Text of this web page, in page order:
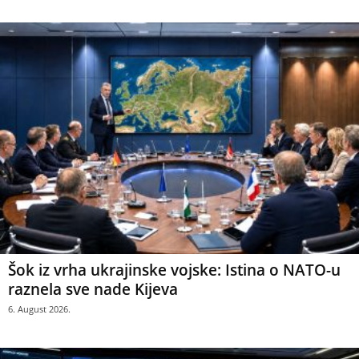
Šok iz vrha ukrajinske vojske: Istina o NATO-u
raznela sve nade Kijeva
6. August 2026.